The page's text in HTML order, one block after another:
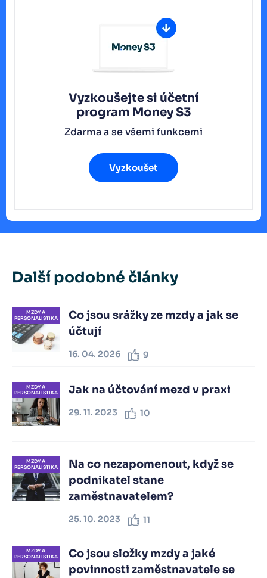
Vyzkoušejte si účetní
program Money S3
Zdarma a se všemi funkcemi
Vyzkoušet
Další podobné články
MZDY A
PERSONALISTIKA
Co jsou srážky ze mzdy a jak se
účtují
16. 04. 2026 9
MZDY A
PERSONALISTIKA
Jak na účtování mezd v praxi
29. 11. 2023 10
MZDY A
PERSONALISTIKA
Na co nezapomenout, když se
podnikatel stane
zaměstnavatelem?
25. 10. 2023 11
MZDY A
PERSONALISTIKA
Co jsou složky mzdy a jaké
povinnosti zaměstnavatele se